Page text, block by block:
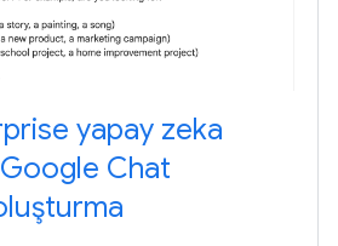
yapay zeka
Chat